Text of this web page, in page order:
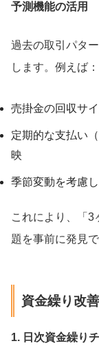
予測機能の活用
過去の取引パタ
します。例えば：
売掛金の回収サ
定期的な支払い
映
季節変動を考慮
これにより、「3
題を事前に発見で
資金繰り改
1. 日次資金繰り